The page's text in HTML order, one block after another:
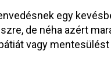
egy
de néha azért
vagy